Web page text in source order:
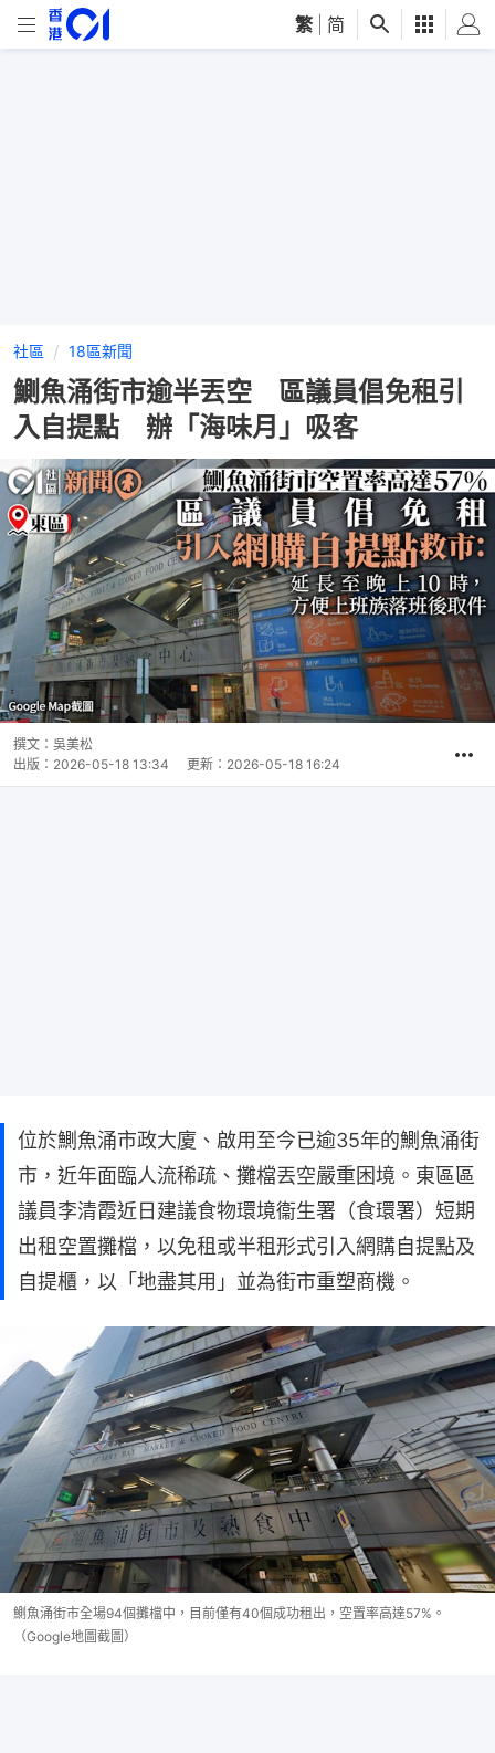
繁 简
社區 18區新聞
鰂魚涌街市逾半丟空 區議員倡免租引
入自提點 辦「海味月」吸客
撰文： 吳美松
出版： 2026-05-18 13:34 更新： 2026-05-18 16:24
位於鰂魚涌市政大廈、啟用至今已逾35年的鰂魚涌街
市，近年面臨人流稀疏、攤檔丟空嚴重困境。東區區
議員李清霞近日建議食物環境衞生署（食環署）短期
出租空置攤檔，以免租或半租形式引入網購自提點及
自提櫃，以「地盡其用」並為街市重塑商機。
鰂魚涌街市全場94個攤檔中，目前僅有40個成功租出，空置率高達57%。
（Google地圖截圖）